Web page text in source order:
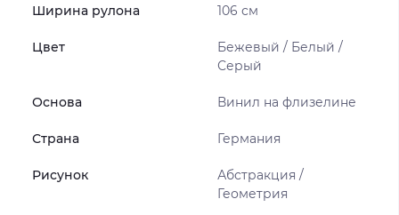
Ширина рулона 106 см
Цвет
Бежевый / Белый /
Серый
Основа Винил на флизелине
Страна Германия
Рисунок
Абстракция /
Геометрия